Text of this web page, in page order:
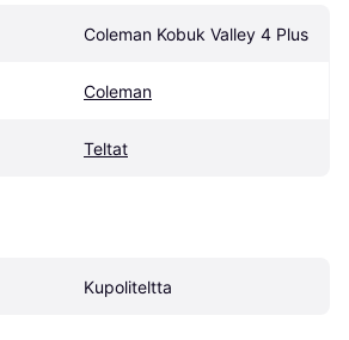
Coleman Kobuk Valley 4 Plus
Coleman
Teltat
Kupoliteltta